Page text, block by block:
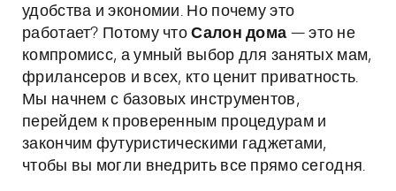
удобства и экономии. Но почему это
работает? Потому чтоСалон дома — это не
компромисс, а умный выбор для занятых мам,
фрилансеров и всех, кто ценит приватность.
Мы начнем с базовых инструментов,
перейдем к проверенным процедурам и
закончим футуристическими гаджетами,
чтобы вы могли внедрить все прямо сегодня.